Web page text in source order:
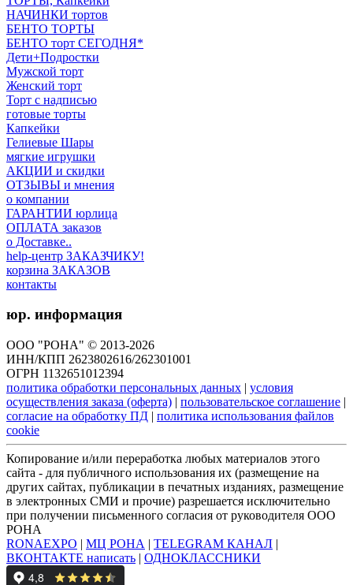
НАЧИНКИ тортов
БЕНТО ТОРТЫ
БЕНТО торт СЕГОДНЯ*
Дети+Подростки
Мужской торт
Женский торт
Торт с надписью
готовые торты
Капкейки
Гелиевые Шары
мягкие игрушки
АКЦИИ и скидки
ОТЗЫВЫ и мнения
о компании
ГАРАНТИИ юрлица
ОПЛАТА заказов
о Доставке..
help-центр ЗАКАЗЧИКУ!
корзина ЗАКАЗОВ
контакты
юр. информация
ООО "РОНА" © 2013-2026
ИНН/КПП 2623802616/262301001
ОГРН 1132651012394
политика обработки персональных данных | условия
осуществления заказа (оферта) | пользовательское соглашение |
согласие на обработку ПД | политика использования файлов
cookie
Копирование и/или переработка любых материалов этого
сайта - для публичного использования их (размещение на
других сайтах, публикации в печатных изданиях, размещение
в электронных СМИ и прочие) разрешается исключительно
при получении письменного согласия от руководителя ООО
РОНА
RONAEXPO | МЦ РОНА | TELEGRAM КАНАЛ |
ВКОНТАКТЕ написать | ОДНОКЛАССНИКИ